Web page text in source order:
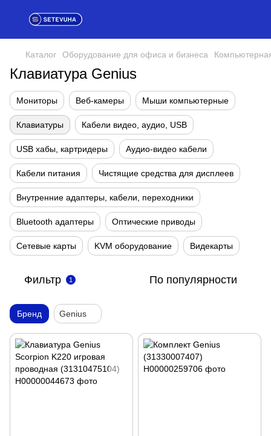
Каталог Оборудование для офиса и бизнеса
Клавиатура Genius
Мониторы Веб-камеры Мыши компьютерные
Клавиатуры Кабели видео, аудио, USB
USB хабы, картридеры Аудио-видео кабели
Кабели питания Чистящие средства для дисплеев
Внутренние адаптеры, кабели, переходники
Bluetooth адаптеры Оптические приводы
Сетевые карты KVM оборудование Видекарты
Фильтр 1 По популярности
Бренд Genius